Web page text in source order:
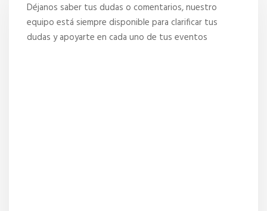
Déjanos saber tus dudas o comentarios, nuestro
equipo está siempre disponible para clarificar tus
dudas y apoyarte en cada uno de tus eventos